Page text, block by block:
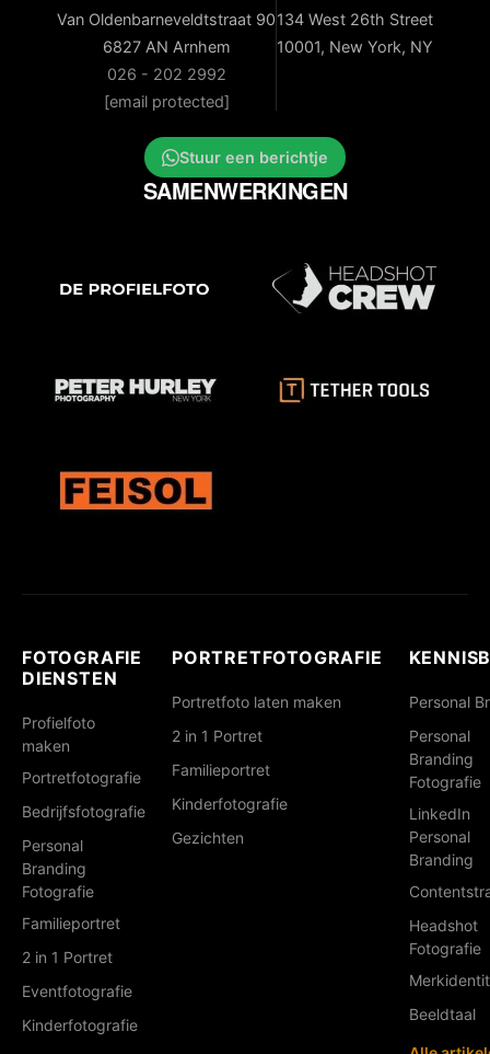
Van Oldenbarneveldtstraat 90
6827 AN Arnhem
026 - 202 2992
[email protected]
134 West 26th Street
10001, New York, NY
Stuur een berichtje
SAMENWERKINGEN
FOTOGRAFIE
DIENSTEN
Profielfoto
maken
Portretfotografie
Bedrijfsfotografie
Personal
Branding
Fotografie
Familieportret
2 in 1 Portret
Eventfotografie
Kinderfotografie
PORTRETFOTOGRAFIE
Portretfoto laten maken
2 in 1 Portret
Familieportret
Kinderfotografie
Gezichten
Personal
Personal
Branding
Fotografie
LinkedIn
Personal
Branding
Headshot
Fotografie
Beeldtaal